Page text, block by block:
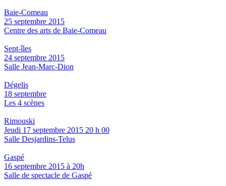
Baie-Comeau
25 septembre 2015
Centre des arts de Baie-Comeau
Sept-îles
24 septembre 2015
Salle Jean-Marc-Dion
Dégelis
18 septembre
Les 4 scènes
Rimouski
Jeudi 17 septembre 2015 20 h 00
Salle Desjardins-Telus
Gaspé
16 septembre 2015 à 20h
Salle de spectacle de Gaspé